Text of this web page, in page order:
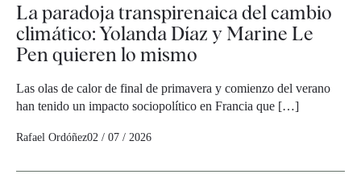
La paradoja transpirenaica del cambio
climático: Yolanda Díaz y Marine Le
Pen quieren lo mismo
Las olas de calor de final de primavera y comienzo del verano
han tenido un impacto sociopolítico en Francia que […]
Rafael Ordóñez02 / 07 / 2026